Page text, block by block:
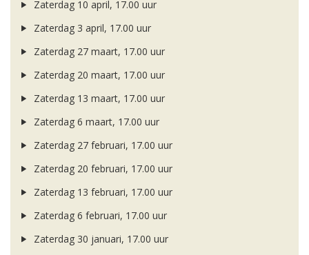
Zaterdag 10 april, 17.00 uur
Zaterdag 3 april, 17.00 uur
Zaterdag 27 maart, 17.00 uur
Zaterdag 20 maart, 17.00 uur
Zaterdag 13 maart, 17.00 uur
Zaterdag 6 maart, 17.00 uur
Zaterdag 27 februari, 17.00 uur
Zaterdag 20 februari, 17.00 uur
Zaterdag 13 februari, 17.00 uur
Zaterdag 6 februari, 17.00 uur
Zaterdag 30 januari, 17.00 uur